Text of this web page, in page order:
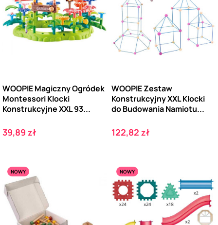
WOOPIE Magiczny Ogródek
Montessori Klocki
Konstrukcyjne XXL 93...
Cena
39,89 zł
WOOPIE Zestaw
Konstrukcyjny XXL Klocki
do Budowania Namiotu...
Cena
122,82 zł
NOWY NOWY